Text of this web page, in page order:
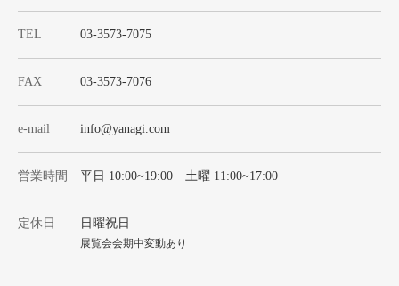
TEL 03-3573-7075
FAX 03-3573-7076
e-mail info@yanagi.com
営業時間 平日 10:00~19:00 土曜 11:00~17:00
定休日 日曜祝日
展覧会会期中変動あり